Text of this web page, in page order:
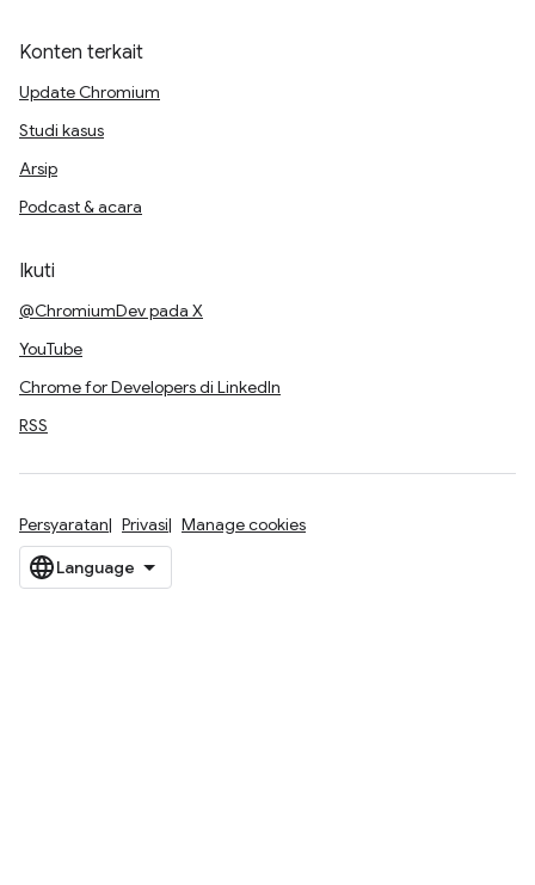
Konten terkait
Update Chromium
Studi kasus
Arsip
Podcast & acara
Ikuti
@ChromiumDev pada X
YouTube
Chrome for Developers di LinkedIn
RSS
Persyaratan Privasi Manage cookies